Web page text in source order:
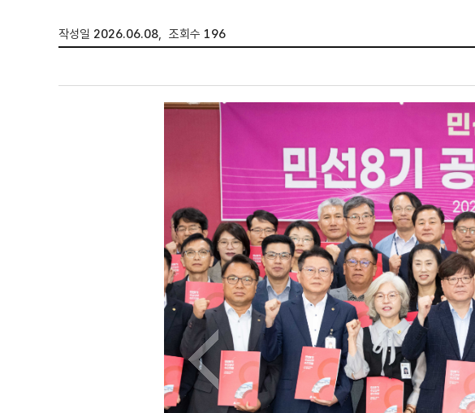
작성일 2026.06.08, 조회수 196
이전 이미지 보기